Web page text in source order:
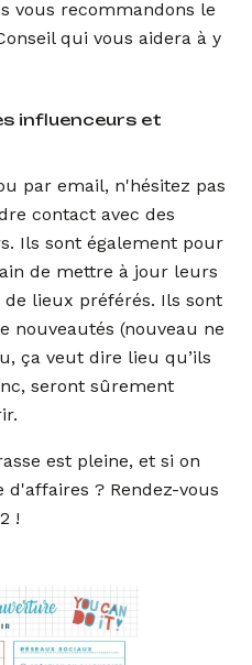
vous recommandons le
qui vous aidera à y
influenceurs et
par email, n'hésitez pas
contact avec des
Ils sont également pour
de mettre à jour leurs
lieux préférés. Ils sont
nouveautés (nouveau ne
ça veut dire lieu qu’ils
seront sûrement
est pleine, et si on
d'affaires ? Rendez-vous
!